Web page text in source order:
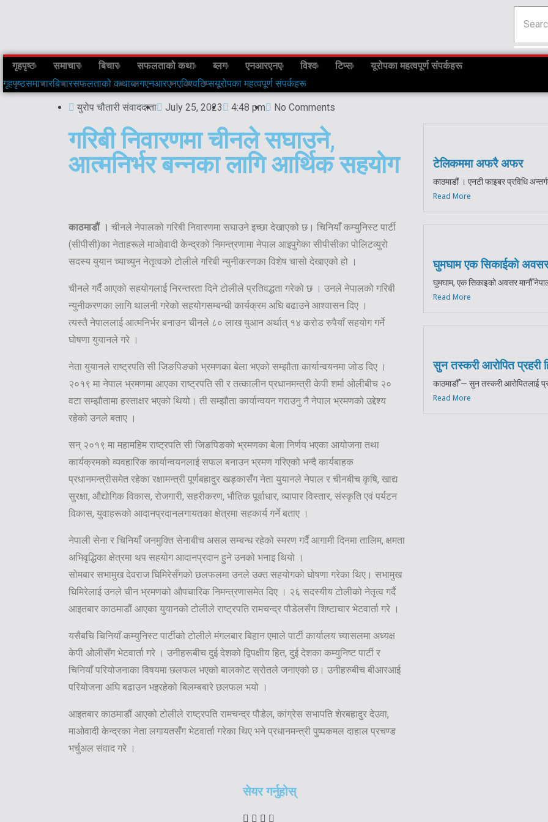
गृहपृष्ठ समाचार बिचार सफलताको कथा ब्लग एनआरएनए विश्व टिप्स
यूरोपका महत्वपूर्ण संपर्कहरू
गृहपृष्ठसमाचारबिचारसफलताको कथाब्लगएनआरएनएविश्वटिप्सयूरोपका महत्वपूर्ण संपर्कहरू
युरोप चौतारी संवाददाता July 25, 2023 4:48 pm No Comments
गरिबी निवारणमा चीनले सघाउने,
आत्मनिर्भर बन्नका लागि आर्थिक सहयोग
काठमाडौं । चीनले नेपालको गरिबी निवारणमा सघाउने इच्छा देखाएको छ। चिनियाँ कम्युनिस्ट पार्टी
(सीपीसी)का नेताहरूले माओवादी केन्द्रको निमन्त्रणामा नेपाल आइपुगेका सीपीसीका पोलिटव्युरो
सदस्य युयान च्याच्युन नेतृत्वको टोलीले गरिबी न्युनीकरणका विशेष चासो देखाएको हो ।
चीनले गर्दै आएको सहयोगलाई निरन्तरता दिने टोलीले प्रतिवद्धता गरेको छ । उनले नेपालको गरिबी
न्युनीकरणका लागि थालनी गरेको सहयोगसम्बन्धी कार्यक्रम अघि बढाउने आश्वासन दिए ।
त्यस्तै नेपाललाई आत्मनिर्भर बनाउन चीनले ८० लाख युआन अर्थात् १४ करोड रुपैयाँ सहयोग गर्ने
घोषणा युयानले गरे ।
नेता युयानले राष्ट्रपति सी जिङपिङको भ्रमणका बेला भएको सम्झौता कार्यान्वयनमा जोड दिए ।
२०१९ मा नेपाल भ्रमणमा आएका राष्ट्रपति सी र तत्कालीन प्रधानमन्त्री केपी शर्मा ओलीबीच २०
वटा सम्झौतामा हस्ताक्षर भएको थियो। ती सम्झौता कार्यान्वयन गराउनु नै नेपाल भ्रमणको उद्देश्य
रहेको उनले बताए ।
सन् २०१९ मा महामहिम राष्ट्रपति सी जिङपिङको भ्रमणका बेला निर्णय भएका आयोजना तथा
कार्यक्रमको व्यवहारिक कार्यान्वयनलाई सफल बनाउन भ्रमण गरिएको भन्दै कार्यबाहक
प्रधानमन्त्रीसमेत रहेका रक्षामन्त्री पूर्णबहादुर खड्कासँग नेता युयानले नेपाल र चीनबीच कृषि, खाद्य
सुरक्षा, औद्योगिक विकास, रोजगारी, सहरीकरण, भौतिक पूर्वाधार, व्यापार विस्तार, संस्कृति एवं पर्यटन
विकास, युवाहरूको आदानप्रदानलगायतका क्षेत्रमा सहकार्य गर्ने बताए ।
नेपाली सेना र चिनियाँ जनमुक्ति सेनाबीच असल सम्बन्ध रहेको स्मरण गर्दै आगामी दिनमा तालिम, क्षमता
अभिवृद्धिका क्षेत्रमा थप सहयोग आदानप्रदान हुने उनको भनाइ थियो ।
सोमबार सभामुख देवराज घिमिरेसँगको छलफलमा उनले उक्त सहयोगको घोषणा गरेका थिए। सभामुख
घिमिरेलाई उनले चीन भ्रमणको औपचारिक निमन्त्रणासमेत दिए । २६ सदस्यीय टोलीको नेतृत्व गर्दै
आइतबार काठमाडौं आएका युयानको टोलीले राष्ट्रपति रामचन्द्र पौडेलसँग शिष्टाचार भेटवार्ता गरे ।
यसैबचि चिनियाँ कम्युनिस्ट पार्टीको टोलीले मंगलबार बिहान एमाले पार्टी कार्यालय च्यासलमा अध्यक्ष
केपी ओलीसँग भेटवार्ता गरे । उनीहरूबीच दुई देशको द्विपक्षीय हित, दुई देशका कम्युनिष्ट पार्टी र
चिनियाँ परियोजनाका विषयमा छलफल भएको बालकोट स्रोतले जनाएको छ। उनीहरुबीच बीआरआई
परियोजना अघि बढाउन भइरहेको बिलम्बबारे छलफल भयो ।
आइतबार काठमाडौं आएको टोलीले राष्ट्रपति रामचन्द्र पौडेल, कांग्रेस सभापति शेरबहादुर देउवा,
माओवादी केन्द्रका नेता लगायतसँग भेटवार्ता गरेका थिए भने प्रधानमन्त्री पुष्पकमल दाहाल प्रचण्ड
भर्चुअल संवाद गरे ।
सेयर गर्नुहोस्
टेलिकममा अफरै अफर
काठमाडौं । एनटी फाइबर प्रविधि
Read More
घुमघाम एक सिकाईको अवसर
घुमघाम, एक सिकाइको अवसर मानौँ
Read More
सुन तस्करी आरोपित प्रहरी
काठमाडौँ — सुन तस्करी आरोपितलाई
Read More